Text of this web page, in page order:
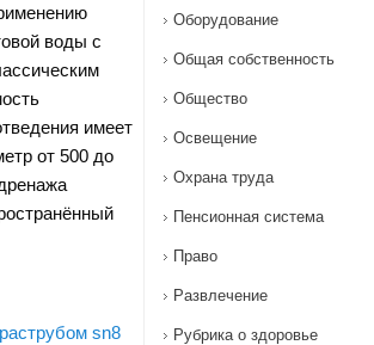
воды с
имеет
от 500 до
sn8
Оборудование
Общая собственность
Общество
Освещение
Охрана труда
Пенсионная система
Право
Развлечение
Рубрика о здоровье